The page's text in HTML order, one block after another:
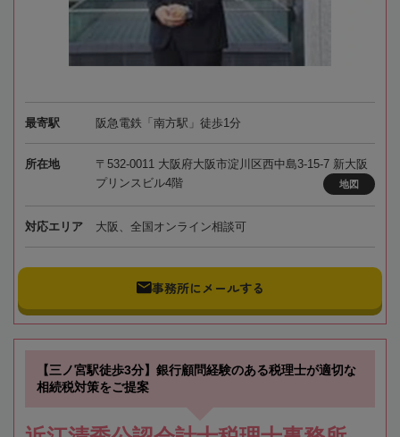
最寄駅 阪急電鉄「南方駅」徒歩1分
所在地
〒532-0011 大阪府大阪市淀川区西中島3-15-7 新大阪
プリンスビル4階
地図
対応エリア 大阪、全国オンライン相談可
事務所にメールする
【三ノ宮駅徒歩3分】銀行顧問経験のある税理士が適切な
相続税対策をご提案